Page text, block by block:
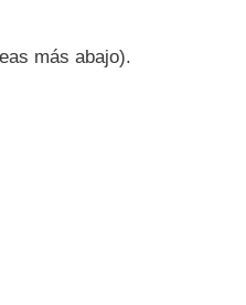
más abajo).